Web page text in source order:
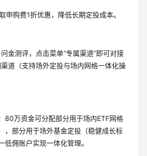
申购费1折优惠，降低长期定投成本。
金测评，点击菜单“专属渠道”即可对接
道（支持场外定投与场内网格一体化操
80万资金可分配部分用于场内ETF网格
，部分用于场外基金定投（稳健成长标
低佣账户实现一体化管理。